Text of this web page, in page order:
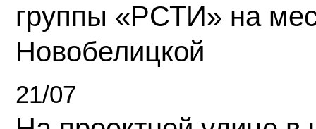
группы «РСТИ» на
Новобелицкой
21/07